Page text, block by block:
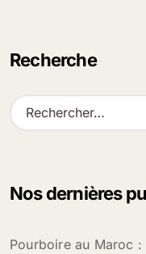
Recherche
R
e
r
e
Nos dernières
Pourboire au Maroc